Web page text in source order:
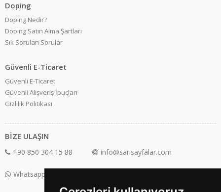
Doping
Doping Nedir?
Doping Satın Alma Şartları
Sık Sorulan Sorular
Güvenli E-Ticaret
Güvenli E-Ticaret
Güvenli Alışveriş İpuçları
Gizlilik Politikası
BİZE ULAŞIN
+90 850 304 15 88 info@sarisayfalar.com
Whatsapp Destek: +90 850 304 15 88